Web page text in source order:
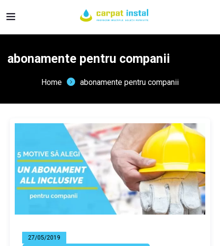
abonamente pentru companii
Home abonamente pentru companii
27/05/2019